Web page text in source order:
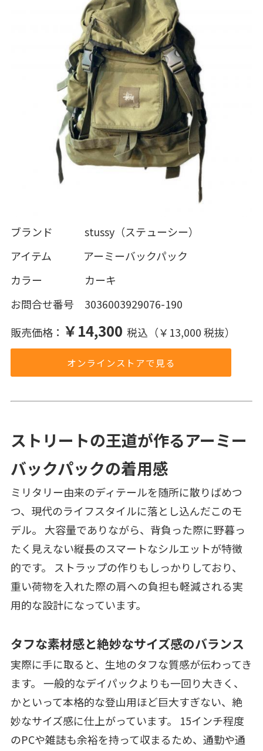
ブランド stussy（ステューシー）
アイテム アーミーバックパック
カラー カーキ
お問合せ番号 3036003929076-190
販売価格： ￥14,300 税込（￥13,000 税抜）
オンラインストアで見る
ストリートの王道が作るアーミー
バックパックの着用感
ミリタリー由来のディテールを随所に散りばめつ
つ、現代のライフスタイルに落とし込んだこのモ
デル。 大容量でありながら、背負った際に野暮っ
たく見えない縦長のスマートなシルエットが特徴
的です。 ストラップの作りもしっかりしており、
重い荷物を入れた際の肩への負担も軽減される実
用的な設計になっています。
タフな素材感と絶妙なサイズ感のバランス
実際に手に取ると、生地のタフな質感が伝わってき
ます。 一般的なデイパックよりも一回り大きく、
かといって本格的な登山用ほど巨大すぎない、絶
妙なサイズ感に仕上がっています。 15インチ程度
のPCや雑誌も余裕を持って収まるため、通勤や通